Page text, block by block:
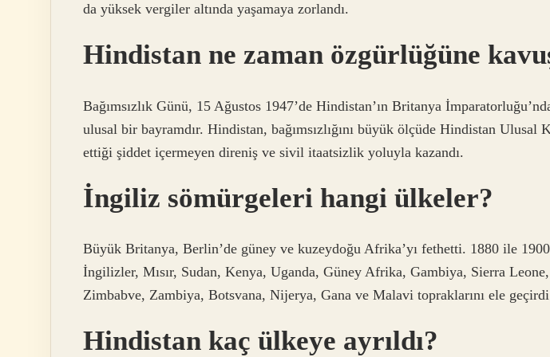
da yüksek vergiler altında yaşamaya zorlandı.
Hindistan ne zaman özgürlüğüne
Bağımsızlık Günü, 15 Ağustos 1947’de Hindistan’ın Britanya
ulusal bir bayramdır. Hindistan, bağımsızlığını büyük ölçüde Hindistan Ulusal
ettiği şiddet içermeyen direniş ve sivil itaatsizlik yoluyla kazandı.
İngiliz sömürgeleri hangi ülkeler?
Büyük Britanya, Berlin’de güney ve kuzeydoğu Afrika’yı fethetti. 1880 ile 1900
İngilizler, Mısır, Sudan, Kenya, Uganda, Güney Afrika, Gambiya, Sierra
Zimbabve, Zambiya, Botsvana, Nijerya, Gana ve Malavi topraklarını ele
Hindistan kaç ülkeye ayrıldı?